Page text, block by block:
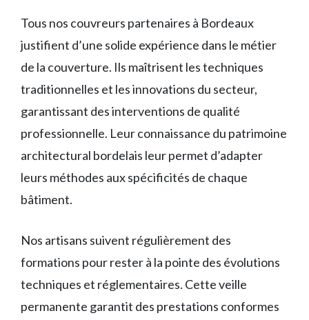
Tous nos couvreurs partenaires à Bordeaux
justifient d’une solide expérience dans le métier
de la couverture. Ils maîtrisent les techniques
traditionnelles et les innovations du secteur,
garantissant des interventions de qualité
professionnelle. Leur connaissance du patrimoine
architectural bordelais leur permet d’adapter
leurs méthodes aux spécificités de chaque
bâtiment.
Nos artisans suivent régulièrement des
formations pour rester à la pointe des évolutions
techniques et réglementaires. Cette veille
permanente garantit des prestations conformes